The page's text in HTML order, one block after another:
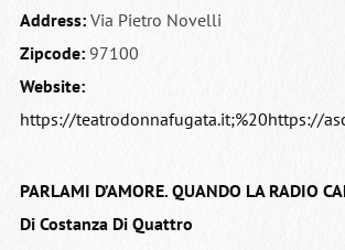
Address:Via Pietro Novelli
Zipcode:97100
Website:
https://teatrodonnafugata.it;%20https://
PARLAMI D’AMORE. QUANDO LA RADIO
Di Costanza Di Quattro